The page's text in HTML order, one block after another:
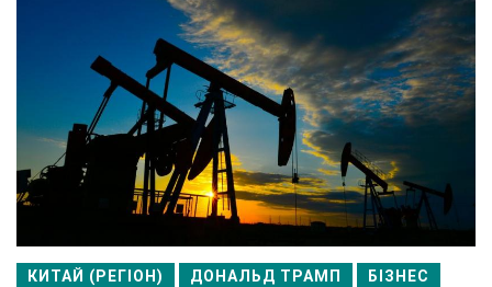
КИТАЙ (РЕГІОН) ДОНАЛЬД ТРАМП БІЗНЕС